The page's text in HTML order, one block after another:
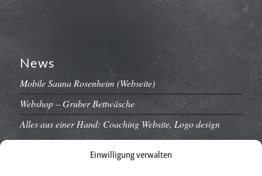
Einwilligung verwalten
News
Mobile Sauna Rosenheim (Webseite)
Webshop – Gruber Bettwäsche
Alles aus einer Hand: Coaching Website, Logo design